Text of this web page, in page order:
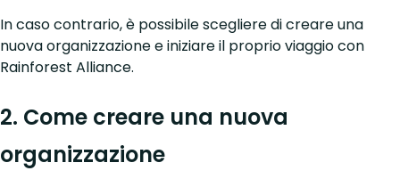
In caso contrario, è possibile scegliere di creare una
nuova organizzazione e iniziare il proprio viaggio con
Rainforest Alliance.
2. Come creare una nuova
organizzazione